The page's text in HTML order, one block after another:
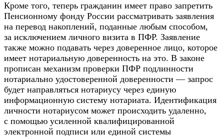
Кроме того, теперь гражданин имеет право запретить
Пенсионному фонду России рассматривать заявления
на перевод накоплений, поданные любым способом,
за исключением личного визита в ПФР. Заявление
также можно подавать через доверенное лицо, которое
имеет нотариальную доверенность на это. В законе
прописан механизм проверки ПФР подлинности
нотариально удостоверенной доверенности — запрос
будет направляться нотариусу через единую
информационную систему нотариата. Идентификация
личности нотариусом может происходить удаленно,
с помощью усиленной квалифицированной
электронной подписи или единой системы